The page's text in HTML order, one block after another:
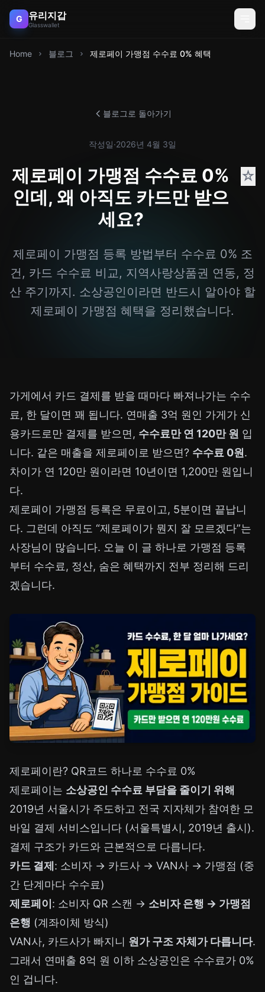
G 유리지갑
Glasswallet
Home 블로그 제로페이 가맹점 수수료 0% 혜택
블로그로 돌아가기
작성일·2026년 4월 3일
제로페이 가맹점 수수료 0%
인데, 왜 아직도 카드만 받으
세요?
☆
제로페이 가맹점 등록 방법부터 수수료 0% 조
건, 카드 수수료 비교, 지역사랑상품권 연동, 정
산 주기까지. 소상공인이라면 반드시 알아야 할
제로페이 가맹점 혜택을 정리했습니다.
가게에서 카드 결제를 받을 때마다 빠져나가는 수수
료, 한 달이면 꽤 됩니다. 연매출 3억 원인 가게가 신
용카드로만 결제를 받으면, 수수료만 연 120만 원 입
니다. 같은 매출을 제로페이로 받으면? 수수료 0원 .
차이가 연 120만 원이라면 10년이면 1,200만 원입니
다.
제로페이 가맹점 등록은 무료이고, 5분이면 끝납니
다. 그런데 아직도 “제로페이가 뭔지 잘 모르겠다”는
사장님이 많습니다. 오늘 이 글 하나로 가맹점 등록
부터 수수료, 정산, 숨은 혜택까지 전부 정리해 드리
겠습니다.
제로페이란? QR코드 하나로 수수료 0%
제로페이는 소상공인 수수료 부담을 줄이기 위해
2019년 서울시가 주도하고 전국 지자체가 참여한 모
바일 결제 서비스입니다 (서울특별시, 2019년 출시).
결제 구조가 카드와 근본적으로 다릅니다.
카드 결제 : 소비자 → 카드사 → VAN사 → 가맹점 (중
간 단계마다 수수료)
제로페이 : 소비자 QR 스캔 → 소비자 은행 → 가맹점
은행 (계좌이체 방식)
VAN사, 카드사가 빠지니 원가 구조 자체가 다릅니다.
그래서 연매출 8억 원 이하 소상공인은 수수료가 0%
인 겁니다.